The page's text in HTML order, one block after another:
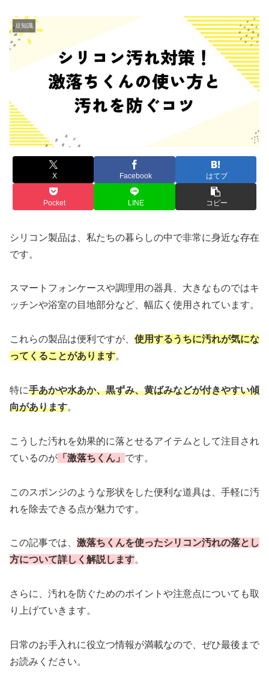
豆知識
X Facebook はてブ
Pocket LINE コピー
シリコン製品は、私たちの暮らしの中で非常に身近な存在
です。
スマートフォンケースや調理用の器具、大きなものではキ
ッチンや浴室の目地部分など、幅広く使用されています。
これらの製品は便利ですが、 使用するうちに汚れが気にな
ってくることがあります。
特に手あかや水あか、黒ずみ、黄ばみなどが付きやすい傾
向があります。
こうした汚れを効果的に落とせるアイテムとして注目され
ているのが 「激落ちくん」 です。
このスポンジのような形状をした便利な道具は、手軽に汚
れを除去できる点が魅力です。
この記事では、 激落ちくんを使ったシリコン汚れの落とし
方について詳しく解説します。
さらに、汚れを防ぐためのポイントや注意点についても取
り上げていきます。
日常のお手入れに役立つ情報が満載なので、ぜひ最後まで
お読みください。